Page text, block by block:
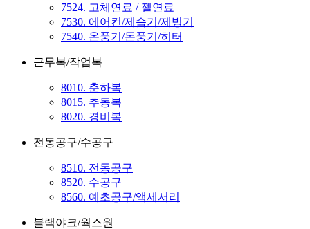
7524. 고체연료 / 젤연료
7530. 에어컨/제습기/제빙기
7540. 온풍기/돈풍기/히터
근무복/작업복
8010. 춘하복
8015. 추동복
8020. 경비복
전동공구/수공구
8510. 전동공구
8520. 수공구
8560. 예초공구/액세서리
블랙야크/웍스원